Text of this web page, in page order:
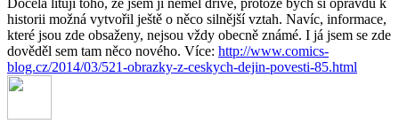
Docela lituji toho, že jsem ji neměl dříve, protože bych si opravdu k
historii možná vytvořil ještě o něco silnější vztah. Navíc, informace,
které jsou zde obsaženy, nejsou vždy obecně známé. I já jsem se zde
dověděl sem tam něco nového. Více: http://www.comics-
blog.cz/2014/03/521-obrazky-z-ceskych-dejin-povesti-85.html